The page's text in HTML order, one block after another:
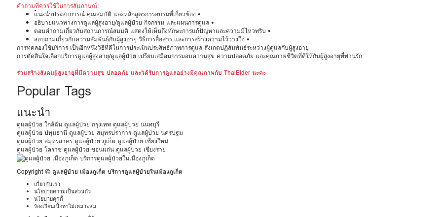
คำถามที่ควรใช้ในการสัมภาษณ์:
•แนะนำประสบการณ์ คุณสมบัติ และหลักสูตรการอบรมที่เกี่ยวข้อง •
อธิบายแนวทางการดูแลผู้สูงอายุ/ดูแลผู้ป่วย กิจกรรม และแผนการดูแล •
ตอบคำถามเกี่ยวกับสถานการณ์สมมติ แสดงให้เห็นถึงทักษะการแก้ปัญหาและความมีไหวพริบ •
สอบถามเกี่ยวกับความสัมพันธ์กับผู้สูงอายุ วิธีการสื่อสาร และการสร้างความไว้วางใจ •
การทดลองใช้บริการ เป็นอีกหนึ่งวิธีที่ดีในการประเมินประสิทธิภาพการดูแล สังเกตปฏิสัมพันธ์ระหว่างผู้ดูแลกับผู้สูงอายุ
การตัดสินใจเลือกบริการดูแลผู้สูงอายุ/ดูแลผู้ป่วย เปรียบเสมือนการมอบความสุข ความปลอดภัย และคุณภาพชีวิตที่ดีให้กับผู้สูงอายุที่ท่านรัก
ร่วมสร้างสังคมผู้สูงอายุที่มีความสุข ปลอดภัย และได้รับการดูแลอย่างมีคุณภาพกับ ThaiElder นะคะ
Popular Tags
แนะนำ
ดูแลผู้ป่วย ใกล้ฉัน ดูแลผู้ป่วย กรุงเทพ ดูแลผู้ป่วย นนทบุรี
ดูแลผู้ป่วย ปทุมธานี ดูแลผู้ป่วย สมุทรปราการ ดูแลผู้ป่วย นครปฐม
ดูแลผู้ป่วย สมุทรสาคร ดูแลผู้ป่วย ภูเก็ต ดูแลผู้ป่วย เชียงใหม่
ดูแลผู้ป่วย โคราช ดูแลผู้ป่วย ขอนแก่น ดูแลผู้ป่วย เชียงราย
Copyright © ดูแลผู้ป่วย เมืองภูเก็ต บริการดูแลผู้ป่วยในเมืองภูเก็ต
เกี่ยวกับเรา
นโยบายความเป็นส่วนตัว
นโยบายคุกกี้
ร้องเรียนเนื้อหาไม่เหมาะสม